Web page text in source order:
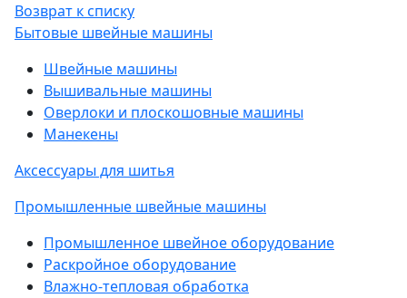
Возврат к списку
Бытовые швейные машины
Швейные машины
Вышивальные машины
Оверлоки и плоскошовные машины
Манекены
Аксессуары для шитья
Промышленные швейные машины
Промышленное швейное оборудование
Раскройное оборудование
Влажно-тепловая обработка